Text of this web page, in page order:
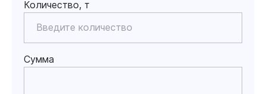
Количество, т
Сумма